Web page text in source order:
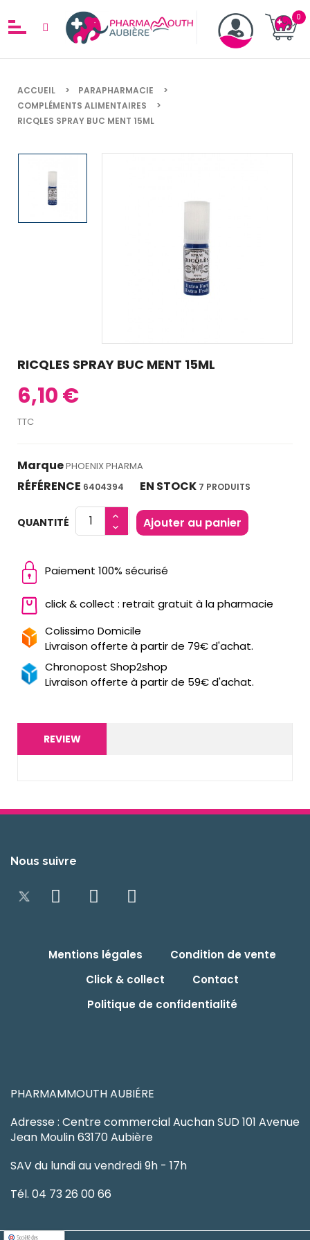
ACCUEIL
PARAPHARMACIE
COMPLÉMENTS ALIMENTAIRES
RICQLES SPRAY BUC MENT 15ML
RICQLES SPRAY BUC MENT 15ML
6,10 €
TTC
MarquePHOENIX PHARMA
RÉFÉRENCE 6404394 EN STOCK 7 PRODUITS
QUANTITÉ Ajouter au panier
Paiement 100% sécurisé
click & collect : retrait gratuit à la pharmacie
Colissimo Domicile
Livraison offerte à partir de 79€ d'achat.
Chronopost Shop2shop
Livraison offerte à partir de 59€ d'achat.
REVIEW
Nous suivre
Mentions légales
Condition de vente
Click & collect
Contact
Politique de confidentialité
PHARMAMMOUTH AUBIÉRE
Adresse : Centre commercial Auchan SUD 101 Avenue
Jean Moulin 63170 Aubière
SAV du lundi au vendredi 9h - 17h
Tél. 04 73 26 00 66